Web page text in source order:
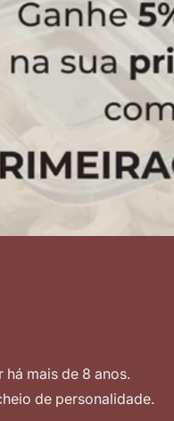
mais de 8 anos.
de personalidade.